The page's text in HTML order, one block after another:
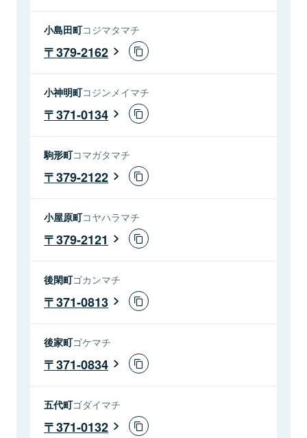
小島田町コジマタマチ
379-2162
小神明町コジンメイマチ
371-0134
駒形町コマガタマチ
379-2122
小屋原町コヤハラマチ
379-2121
後閑町ゴカンマチ
371-0813
後家町ゴケマチ
371-0834
五代町ゴダイマチ
371-0132